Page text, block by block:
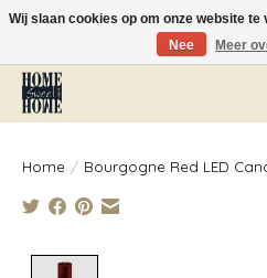
Vóór 14:00 besteld, dezelfde dag verzonden!
Home / Bourgogne Red LED
Product image
Wij slaan cookies op om onze website
Nee
Meer